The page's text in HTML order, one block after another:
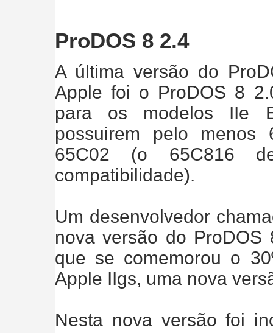
ProDOS 8 2.4
A última versão do
Apple foi o ProDOS 8
para os modelos IIe
possuirem pelo menos
65C02 (o 65C816
compatibilidade).
Um desenvolvedor
nova versão do
que se comemorou o
Apple IIgs, uma nova
Nesta nova versão foi